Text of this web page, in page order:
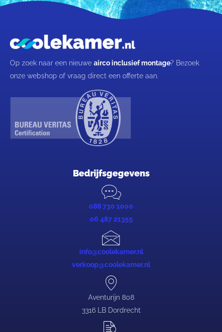
Op zoek naar een nieuwe airco inclusief montage? Bezoek
onze webshop of vraag direct een offerte aan.
Bedrijfsgegevens
088 730 1000
06 487 21355
info@coolekamer.nl
verkoop@coolekamer.nl
Aventurijn 808
3316 LB Dordrecht